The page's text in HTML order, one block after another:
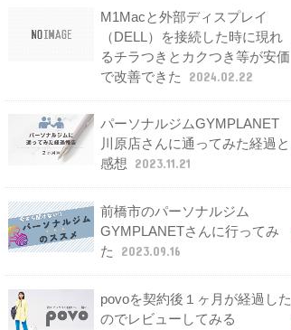
M1Macと外部ディスプレイ
（DELL）を接続した時に現れ
るチラつきとカクつき等が安価
で改善できた
2024.02.22
パーソナルジムGYMPLANET
川原店さんに通ってみた経過と
感想
2023.11.21
前橋市のパーソナルジム
GYMPLANETさんに行ってみ
た
2023.09.16
povoを契約後１ヶ月が経過した
のでレビューしてみる